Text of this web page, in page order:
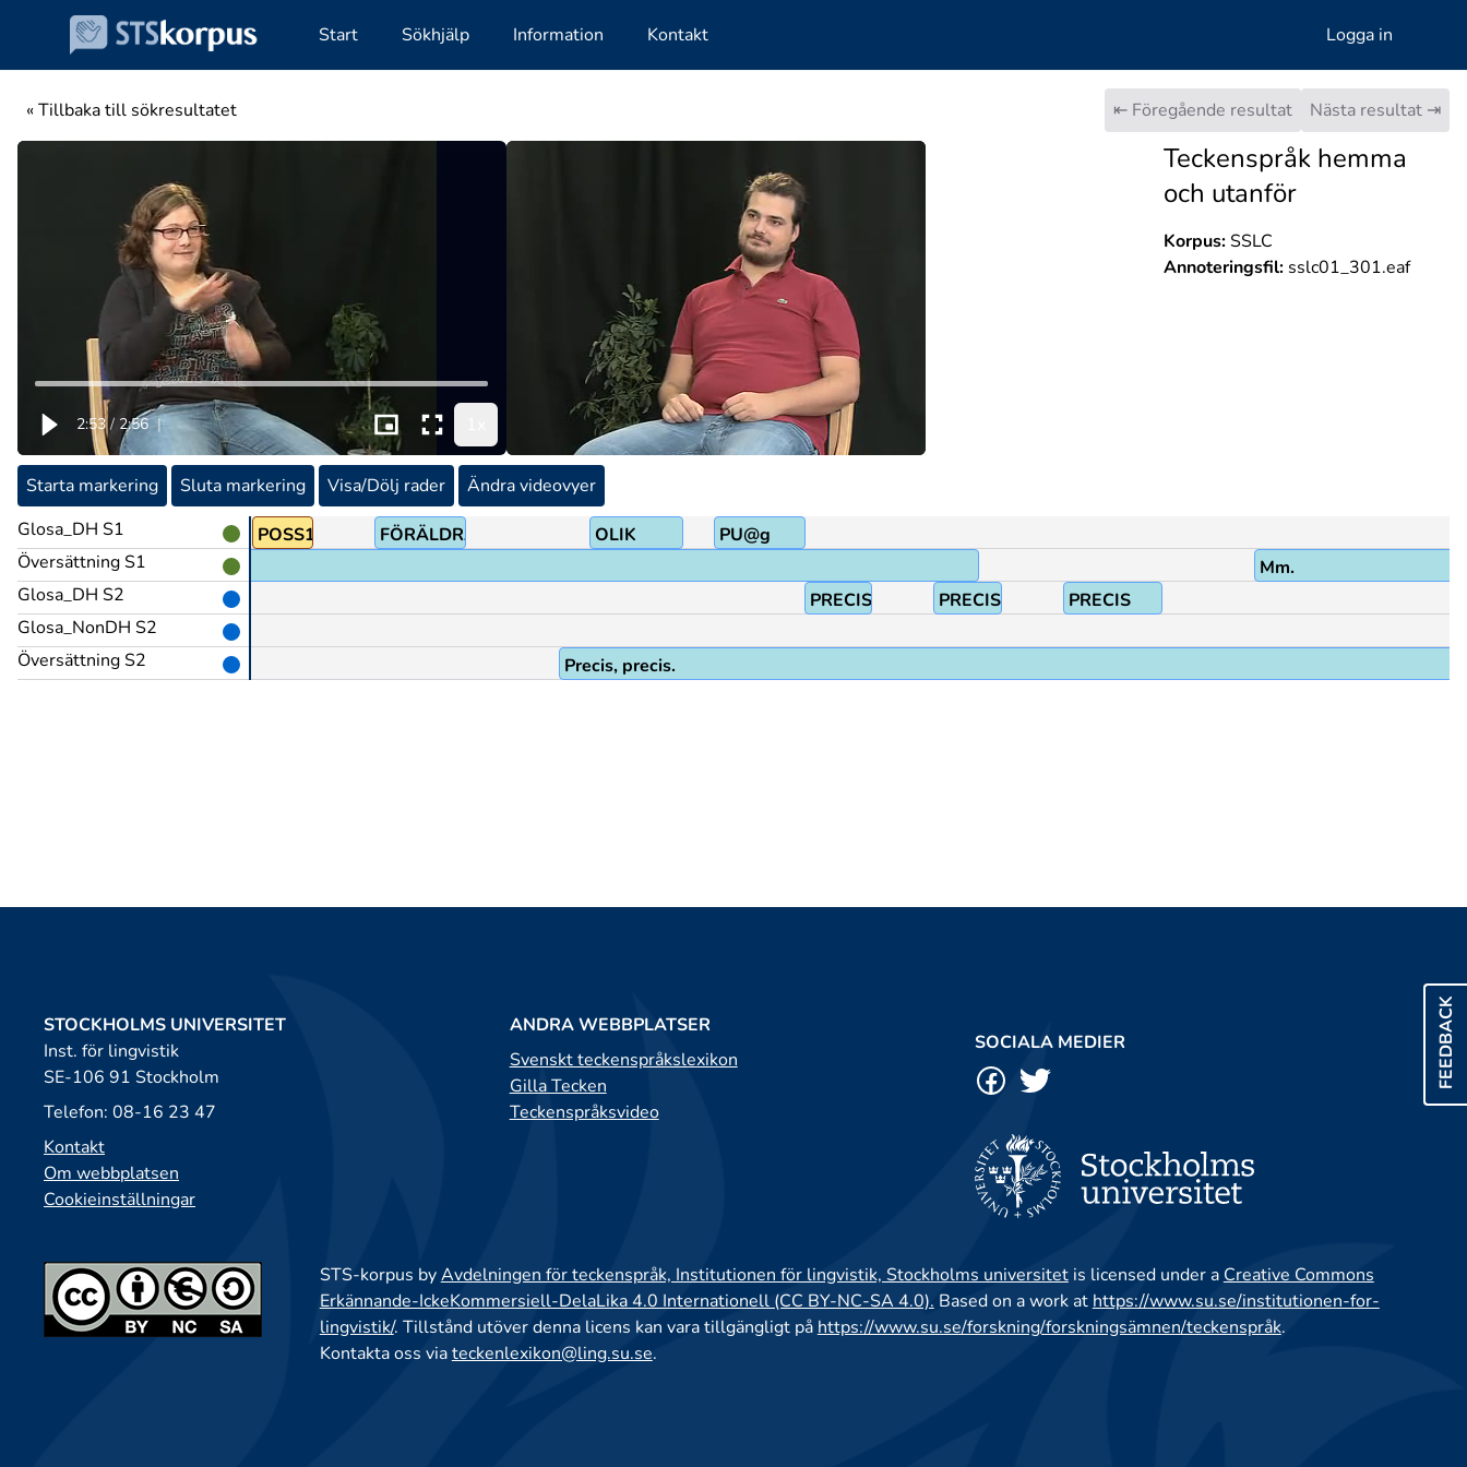
Start Sökhjälp Information Kontakt Logga in
« Tillbaka till sökresultatet ⇤ Föregående resultat Nästa resultat ⇥
2:53 / 2:56 |
Teckenspråk hemma
och utanför
Korpus:SSLC
Annoteringsfil:sslc01_301.eaf
Starta markering Sluta markering Visa/Dölj rader
Ändra videovyer
Glosa_DH S1
Översättning S1
Glosa_DH S2
Glosa_NonDH S2
Översättning S2
JÄMFÖRA@z POSS1.FL FÖRÄLDRAR(L) OLIK
PU@g
Mm.
PRECIS
PRECIS PRECIS
Precis, precis.
FEEDBACK
STOCKHOLMS UNIVERSITET
Inst. för lingvistik
SE-106 91 Stockholm
Telefon: 08-16 23 47
Kontakt
Om webbplatsen
Cookieinställningar
ANDRA WEBBPLATSER
Svenskt teckenspråkslexikon
Gilla Tecken
Teckenspråksvideo
SOCIALA MEDIER
STS-korpus byAvdelningen för teckenspråk, Institutionen för lingvistik, Stockholms universitetis licensed under a Creative Commons
Erkännande-IckeKommersiell-DelaLika 4.0 Internationell (CC BY-NC-SA 4.0). Based on a work at https://www.su.se/institutionen-for-
lingvistik/. Tillstånd utöver denna licens kan vara tillgängligt på https://www.su.se/forskning/forskningsämnen/teckenspråk.
Kontakta oss viateckenlexikon@ling.su.se.